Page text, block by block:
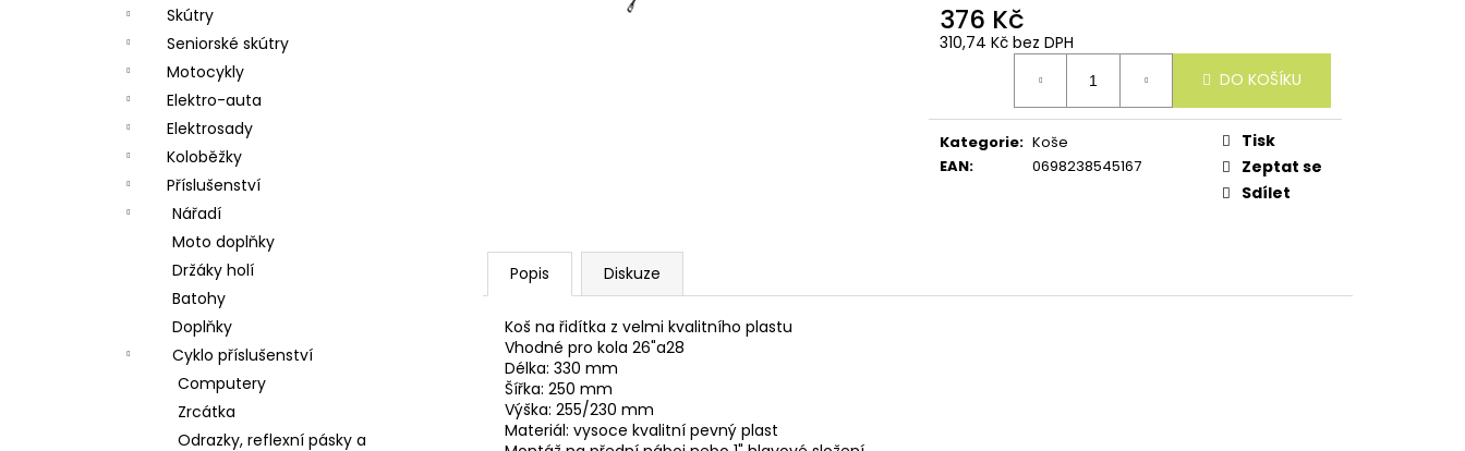
Skútry
Seniorské skútry
Motocykly
Elektro-auta
Elektrosady
Koloběžky
Příslušenství
Nářadí
Moto doplňky
Držáky holí
Batohy
Doplňky
Cyklo příslušenství
Computery
Zrcátka
Odrazky, reflexní pásky a
376 Kč
310,74 Kč bez DPH
DO KOŠÍKU
Kategorie: Koše
EAN: 0698238545167
Tisk
Zeptat se
Sdílet
Popis Diskuze
Koš na řidítka z velmi kvalitního plastu
Vhodné pro kola 26"a28
Délka: 330 mm
Šířka: 250 mm
Výška: 255/230 mm
Materiál: vysoce kvalitní pevný plast